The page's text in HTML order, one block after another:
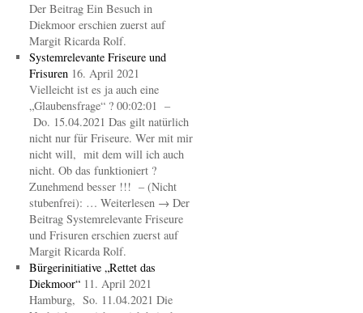
Der Beitrag Ein Besuch in
Diekmoor erschien zuerst auf
Margit Ricarda Rolf.
Systemrelevante Friseure und
Frisuren 16. April 2021
Vielleicht ist es ja auch eine
„Glaubensfrage“ ? 00:02:01 –
Do. 15.04.2021 Das gilt natürlich
nicht nur für Friseure. Wer mit mir
nicht will, mit dem will ich auch
nicht. Ob das funktioniert ?
Zunehmend besser !!! – (Nicht
stubenfrei): … Weiterlesen → Der
Beitrag Systemrelevante Friseure
und Frisuren erschien zuerst auf
Margit Ricarda Rolf.
Bürgerinitiative „Rettet das
Diekmoor“ 11. April 2021
Hamburg, So. 11.04.2021 Die